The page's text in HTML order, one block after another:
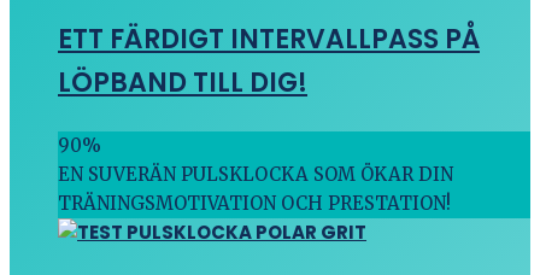
ETT FÄRDIGT INTERVALLPASS PÅ
LÖPBAND TILL DIG!
90%
EN SUVERÄN PULSKLOCKA SOM ÖKAR DIN
TRÄNINGSMOTIVATION OCH PRESTATION!